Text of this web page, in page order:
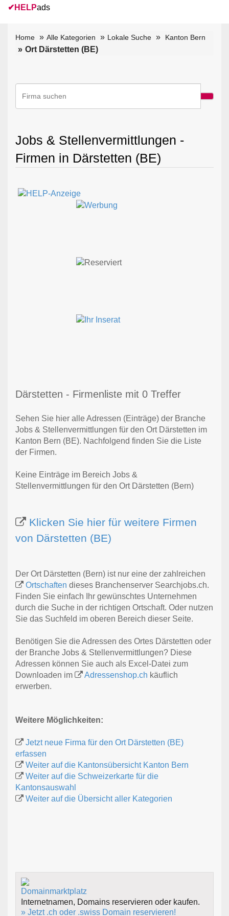
✔ HELPads
Home Alle Kategorien Lokale Suche Kanton Bern
Ort Därstetten (BE)
Jobs & Stellenvermittlungen -
Firmen in Därstetten (BE)
Därstetten - Firmenliste mit 0 Treffer
Sehen Sie hier alle Adressen (Einträge) der Branche
Jobs & Stellenvermittlungen für den Ort Därstetten im
Kanton Bern (BE). Nachfolgend finden Sie die Liste
der Firmen.
Keine Einträge im Bereich Jobs &
Stellenvermittlungen für den Ort Därstetten (Bern)
Klicken Sie hier für weitere Firmen
von Därstetten (BE)
Der Ort Därstetten (Bern) ist nur eine der zahlreichen
Ortschaften dieses Branchenserver Searchjobs.ch.
Finden Sie einfach Ihr gewünschtes Unternehmen
durch die Suche in der richtigen Ortschaft. Oder nutzen
Sie das Suchfeld im oberen Bereich dieser Seite.
Benötigen Sie die Adressen des Ortes Därstetten oder
der Branche Jobs & Stellenvermittlungen? Diese
Adressen können Sie auch als Excel-Datei zum
Downloaden im
Adressenshop.ch käuflich
erwerben.
Weitere Möglichkeiten:
Jetzt neue Firma für den Ort Därstetten (BE)
erfassen
Weiter auf die Kantonsübersicht Kanton Bern
Weiter auf die Schweizerkarte für die
Kantonsauswahl
Weiter auf die Übersicht aller Kategorien
Internetnamen, Domains reservieren oder kaufen.
» Jetzt .ch oder .swiss Domain reservieren!